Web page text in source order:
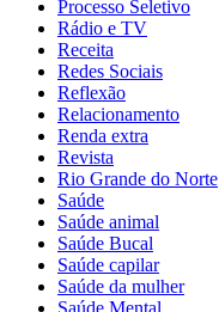
Processo Seletivo
Rádio e TV
Receita
Redes Sociais
Reflexão
Relacionamento
Renda extra
Revista
Rio Grande do Norte
Saúde
Saúde animal
Saúde Bucal
Saúde capilar
Saúde da mulher
Saúde Mental